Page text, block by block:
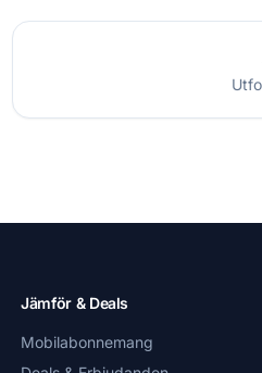
Jämför & Deals
Mobilabonnemang